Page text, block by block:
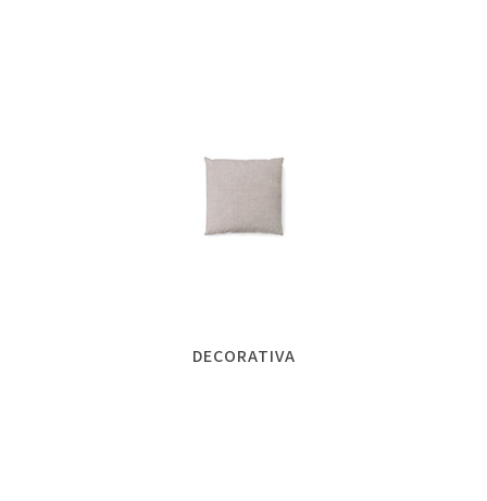
DECORATIVA